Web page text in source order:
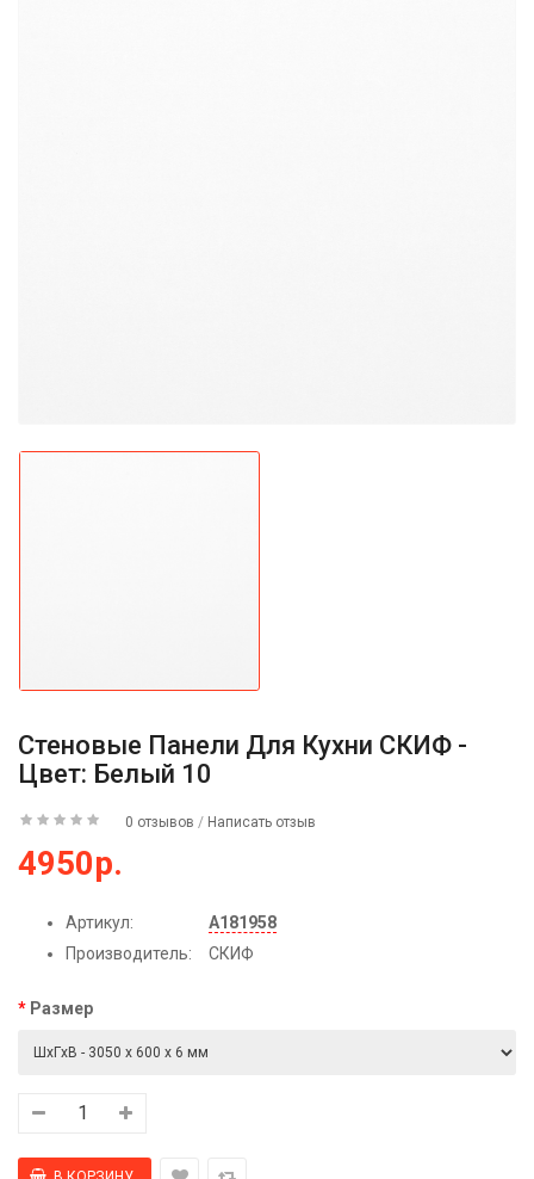
Стеновые Панели Для Кухни СКИФ -
Цвет: Белый 10
0 отзывов / Написать отзыв
4950р.
Артикул:
А181958
Производитель:
СКИФ
Размер